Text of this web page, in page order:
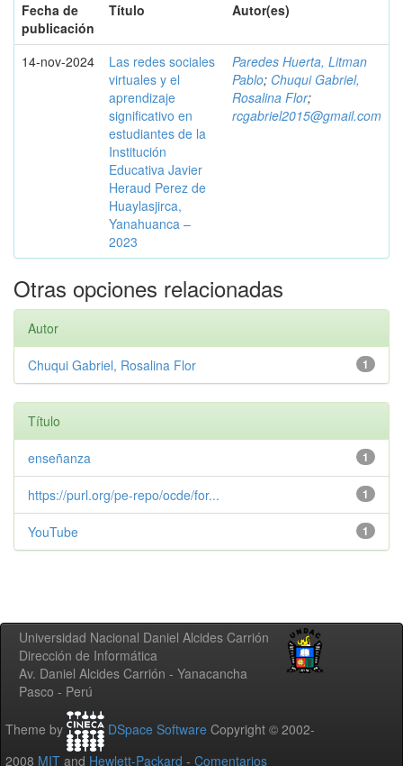
Fecha de
publicación
Título Autor(es)
14-nov-2024
Las redes sociales
virtuales y el
aprendizaje
significativo en
estudiantes de la
Institución
Educativa Javier
Heraud Perez de
Huaylasjirca,
Yanahuanca –
2023
Paredes Huerta, Litman
Pablo; Chuqui Gabriel,
Rosalina Flor;
rcgabriel2015@gmail.com
Otras opciones relacionadas
Autor
1
Chuqui Gabriel, Rosalina Flor
Título
1
enseñanza
1
https://purl.org/pe-repo/ocde/for...
1
YouTube
Universidad Nacional Daniel Alcides Carrión
Dirección de Informática
Av. Daniel Alcides Carrión - Yanacancha
Pasco - Perú
Theme by DSpace Software Copyright © 2002-
2008 MIT and Hewlett-Packard - Comentarios